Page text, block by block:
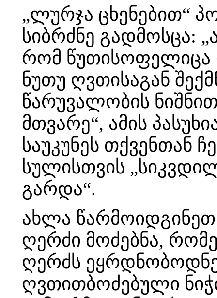
„ლურჯა ცხენებით“
სიბრძნე გადმოსცა:
რომ
ნუთუ ღვთისაგან
წარუვალობის
მთვარე“, ამის
საუკუნეს თქვენთან
სულისთვის
გარდა“.
ახლა
ღერძი მოძებნა,
ღერძს
ღვთითბოძებული